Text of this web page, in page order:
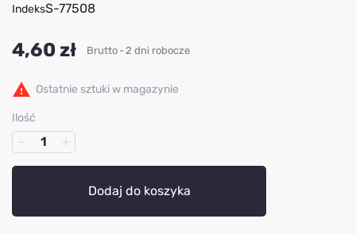
IndeksS-77508
4,60 zł Brutto 2 dni robocze
 Ostatnie sztuki w magazynie
Ilość
Dodaj do koszyka